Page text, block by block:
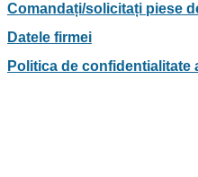
Comandați/solicitați piese
Datele firmei
Politica de confidentialitate